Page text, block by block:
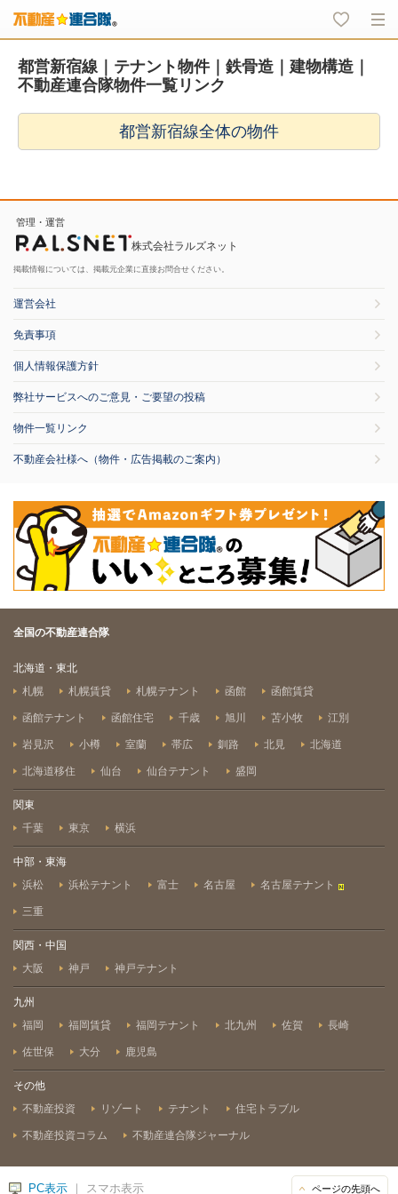
都営新宿線｜テナント物件｜鉄骨造｜建物構造｜
不動産連合隊物件一覧リンク
都営新宿線全体の物件
管理・運営
株式会社ラルズネット
掲載情報については、掲載元企業に直接お問合せください。
運営会社
免責事項
個人情報保護方針
弊社サービスへのご意見・ご要望の投稿
物件一覧リンク
不動産会社様へ（物件・広告掲載のご案内）
全国の不動産連合隊
北海道・東北
札幌
札幌賃貸 札幌テナント 函館 函館賃貸
函館テナント 函館住宅 千歳 旭川 苫小牧 江別
岩見沢 小樽 室蘭 帯広 釧路 北見 北海道
北海道移住 仙台 仙台テナント 盛岡
関東
千葉
東京 横浜
中部・東海
浜松
浜松テナント 富士 名古屋 名古屋テナント
三重
関西・中国
大阪
神戸 神戸テナント
九州
福岡
福岡賃貸 福岡テナント 北九州 佐賀 長崎
佐世保 大分 鹿児島
その他
不動産投資
リゾート テナント 住宅トラブル
不動産投資コラム 不動産連合隊ジャーナル
PC表示 ｜ スマホ表示 ページの先頭へ